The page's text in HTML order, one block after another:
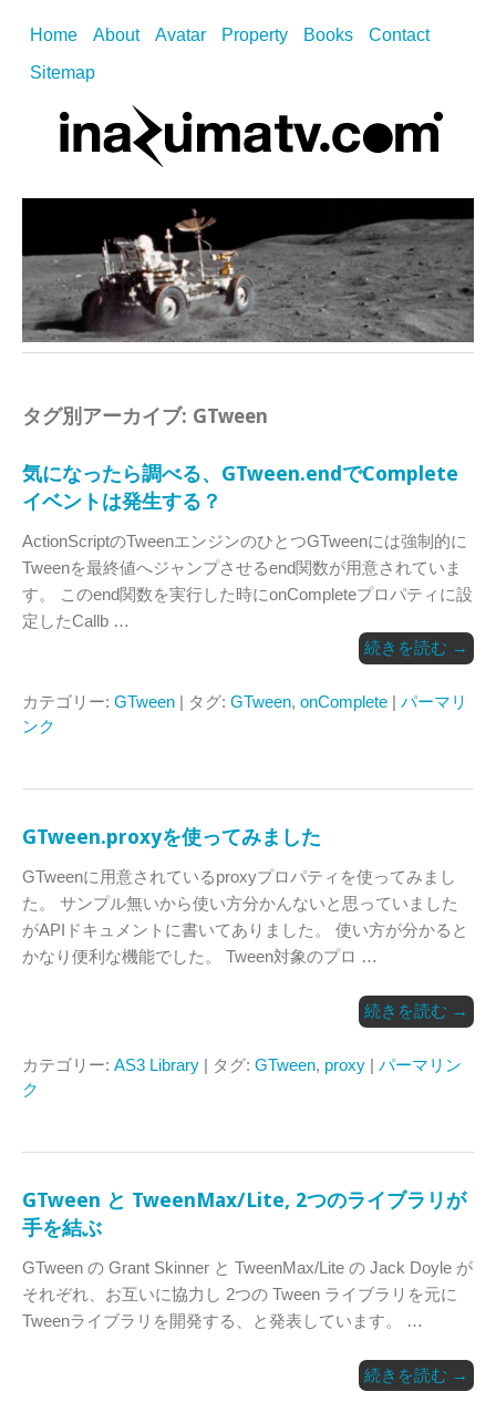
Home About Avatar Property Books
Contact
Sitemap
タグ別アーカイブ: GTween
気になったら調べる、GTween.endでComplete
イベントは発生する？
ActionScriptのTweenエンジンのひとつGTweenには強制的に
Tweenを最終値へジャンプさせるend関数が用意されていま
す。 このend関数を実行した時にonCompleteプロパティに設
定したCallb …
続きを読む →
カテゴリー: GTween | タグ: GTween, onComplete | パーマリ
ンク
GTween.proxyを使ってみました
GTweenに用意されているproxyプロパティを使ってみまし
た。 サンプル無いから使い方分かんないと思っていました
がAPIドキュメントに書いてありました。 使い方が分かると
かなり便利な機能でした。 Tween対象のプロ …
続きを読む →
カテゴリー: AS3 Library | タグ: GTween, proxy | パーマリン
ク
GTween と TweenMax/Lite, 2つのライブラリが
手を結ぶ
GTween の Grant Skinner と TweenMax/Lite の Jack Doyle が
それぞれ、お互いに協力し 2つの Tween ライブラリを元に
Tweenライブラリを開発する、と発表しています。 …
続きを読む →